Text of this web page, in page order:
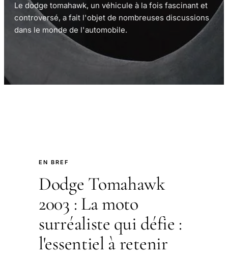
Le dodge tomahawk, un véhicule à la fois fascinant et
controversé, a fait l'objet de nombreuses discussions
dans le monde de l'automobile.
EN BREF
Dodge Tomahawk
2003 : La moto
surréaliste qui défie :
l'essentiel à retenir